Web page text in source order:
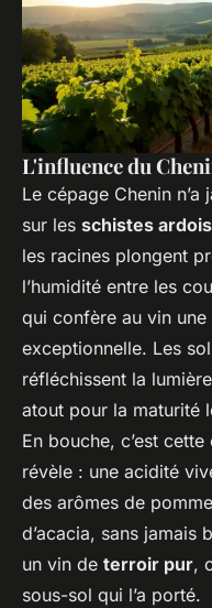
L'influence du
Le cépage Chenin n’a
sur les schistes
les racines plongent
l’humidité entre les
qui confère au vin une
exceptionnelle. Les
réfléchissent la
atout pour la maturité
En bouche, c’est
révèle : une acidité
des arômes de
d’acacia, sans jamais
un vin de terroir pur,
sous-sol qui l’a porté.